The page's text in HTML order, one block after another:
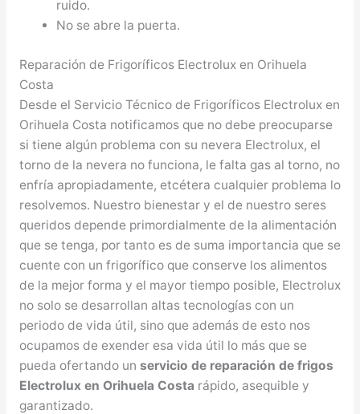
ruido.
No se abre la puerta.
Reparación de Frigoríficos Electrolux en Orihuela
Costa
Desde el Servicio Técnico de Frigoríficos Electrolux en
Orihuela Costa notificamos que no debe preocuparse
si tiene algún problema con su nevera Electrolux, el
torno de la nevera no funciona, le falta gas al torno, no
enfría apropiadamente, etcétera cualquier problema lo
resolvemos. Nuestro bienestar y el de nuestro seres
queridos depende primordialmente de la alimentación
que se tenga, por tanto es de suma importancia que se
cuente con un frigorífico que conserve los alimentos
de la mejor forma y el mayor tiempo posible, Electrolux
no solo se desarrollan altas tecnologías con un
periodo de vida útil, sino que además de esto nos
ocupamos de exender esa vida útil lo más que se
pueda ofertando un servicio de reparación de frigos
Electrolux en Orihuela Costa rápido, asequible y
garantizado.